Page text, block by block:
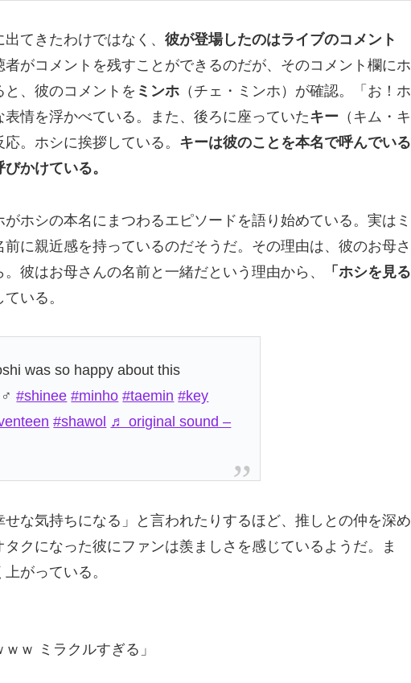
てきたわけではなく、 彼が登場したのはライブのコメント
がコメントを残すことができるのだが、そのコメント欄にホ
、彼のコメントを ミンホ （チェ・ミンホ）が確認。「お！ホ
情を浮かべている。また、後ろに座っていたキー （キム・キ
応。ホシに挨拶している。 キーは彼のことを本名で呼んでいる
かけている。
ホシの本名にまつわるエピソードを語り始めている。実はミ
に親近感を持っているのだそうだ。その理由は、彼のお母さ
彼はお母さんの名前と一緒だという理由から、
「ホシを見る
ている。
was so happy about this
‍♂️#shinee #minho #taemin #key
#shawol ♬ original sound –
な気持ちになる」と言われたりするほど、推しとの仲を深め
クになった彼にファンは羨ましさを感じているようだ。ま
がっている。
ｗ ミラクルすぎる」